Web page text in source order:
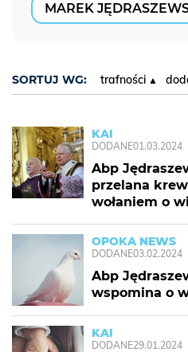
SORTUJ WG: trafności
KAI
DODANE01.03.2024
Abp
przelana
wołaniem o
OPOKA NEWS
DODANE03.02.2024
Abp
wspomina o
KAI
DODANE29.01.2024